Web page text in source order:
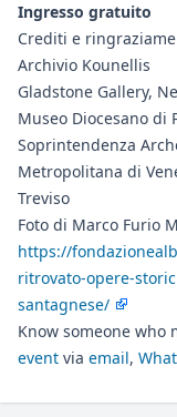
Ingresso gratuito
Crediti e
Archivio Kounellis
Gladstone Gallery,
Museo Diocesano di
Soprintendenza
Metropolitana di
Treviso
Foto di Marco Furio
https://
ritrovato-opere-
santagnese/
Know someone who
event via email,